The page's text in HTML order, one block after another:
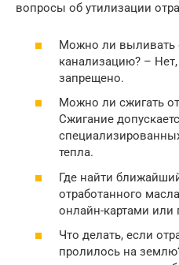
вопросы об утилизации
Можно ли выливать
канализацию? – Нет,
запрещено.
Можно ли сжигать
Сжигание
тепла.
Где найти
отработанного
онлайн-картами
Что делать, если
пролилось на